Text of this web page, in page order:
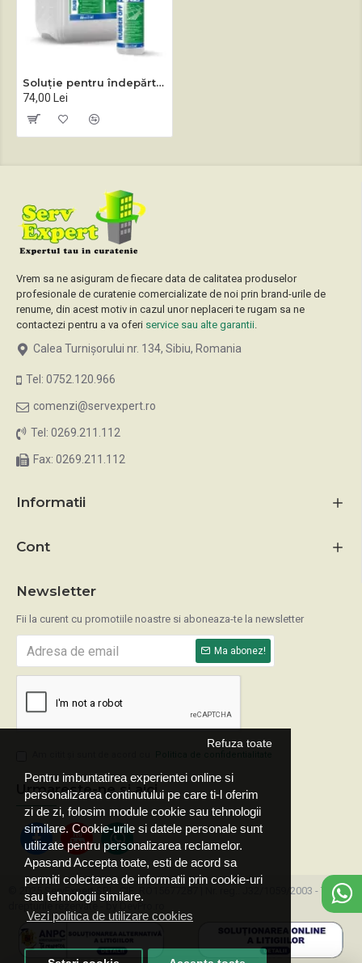
Pentru imbuntatirea experientei online si
personalizarea continutului pe care ti-l oferim
zi de zi, folosim module cookie sau tehnologii
similare. Cookie-urile si datele personale sunt
utilizate pentru personalizarea reclamelor.
Apasand Accepta toate, esti de acord sa
permiti colectarea de informatii prin cookie-uri
sau tehnologii similare.
Vezi politica de utilizare cookies
Refuza toate
Soluție pentru îndepărtarea urmelor de anvelope Rubber Off 1L/10L
74,00 Lei
Vrem sa ne asiguram de fiecare data de calitatea produselor
profesionale de curatenie comercializate de noi prin brand-urile de
renume, din acest motiv in cazul unor neplaceri te rugam sa ne
contactezi pentru a va oferi service sau alte garantii.
Calea Turnișorului nr. 134, Sibiu, Romania
Tel: 0752.120.966
comenzi@servexpert.ro
Tel: 0269.211.112
Fax: 0269.211.112
Informatii
Cont
Newsletter
Fii la curent cu promotiile noastre si aboneaza-te la newsletter
Ma abonez!
Urmareste-ne si aici
© 2025 ServExpert SRL, CIF: RO15677287 | Nr. reg.: J32/1059/2003 - Toate
drepturile rezervate - by DevPro.ro